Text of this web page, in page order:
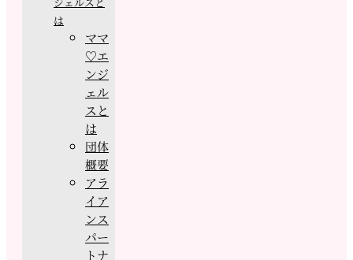
は
ママ
♡エ
ンジ
ェル
スと
は
団体
概要
アラ
イア
ンス
パー
トナ